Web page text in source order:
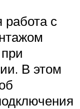
работа с
В этом